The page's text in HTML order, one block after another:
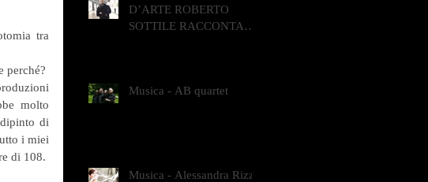
tra
perché?
molto
di
i miei
di 108.
D’ARTE ROBERTO
SOTTILE RACCONTA
Musica - AB quartet
Musica - Alessandra Rizzo